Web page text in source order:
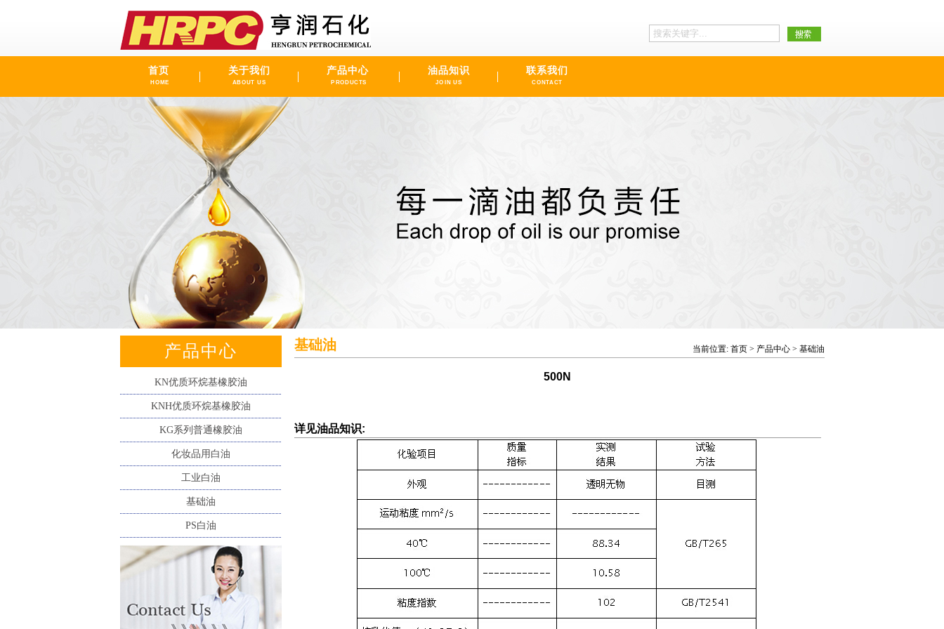
首页
HOME
关于我们
ABOUT US
产品中心
PRODUCTS
油品知识
JOIN US
联系我们
CONTACT
产品中心
KN优质环烷基橡胶油
KNH优质环烷基橡胶油
KG系列普通橡胶油
化妆品用白油
工业白油
基础油
PS白油
基础油 当前位置: 首页 > 产品中心 > 基础油
500N
详见油品知识: